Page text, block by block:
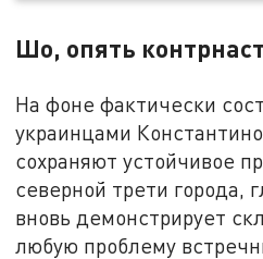
Шо, опять
На фоне фактически
украинцами
сохраняют устойчивое
северной трети города,
вновь демонстрирует
любую проблему